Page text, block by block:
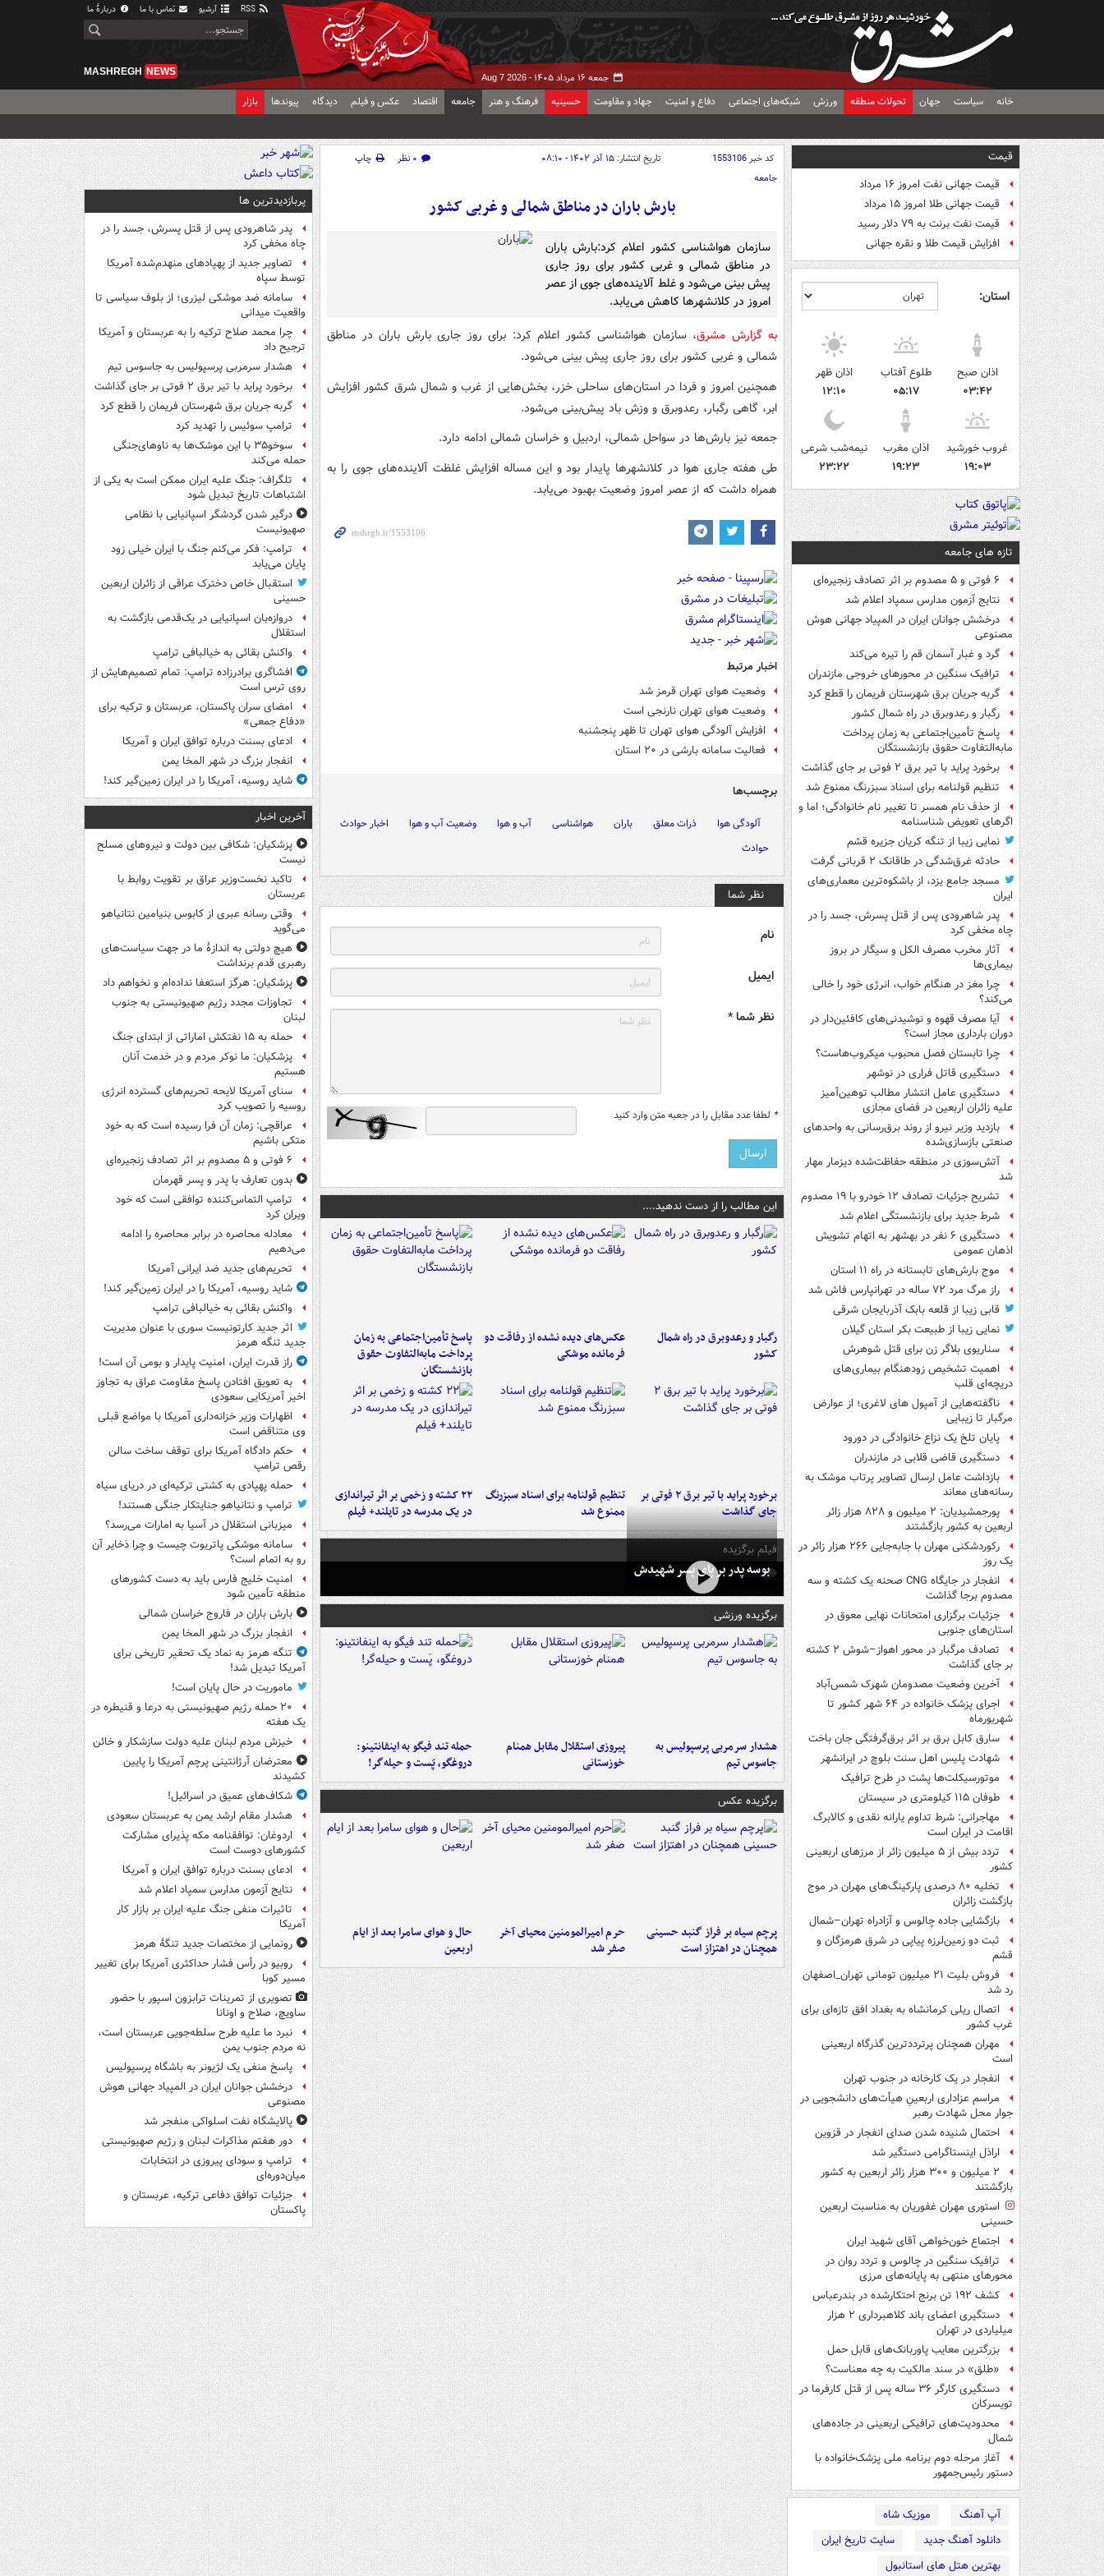
آرشیو تماس با ما دربارهٔ ما
جمعه ۱۶ مرداد ۱۴۰۵ - Aug 7 2026
MASHREGH NEWS
خانه سیاست جهان تحولات منطقه ورزش شبکه‌های اجتماعی دفاع و امنیت جهاد و مقاومت حسینیه فرهنگ و هنر جامعه اقتصاد عکس و فیلم دیدگاه پیوندها بازار
قیمت
قیمت جهانی نفت امروز ۱۶ مرداد
قیمت جهانی طلا امروز ۱۵ مرداد
قیمت نفت برنت به ۷۹ دلار رسید
افزایش قیمت طلا و نقره جهانی
استان:
اذان صبح
۰۳:۴۲
طلوع آفتاب
۰۵:۱۷
اذان ظهر
۱۲:۱۰
غروب خورشید
۱۹:۰۳
اذان مغرب
۱۹:۲۳
نیمه‌شب شرعی
۲۳:۲۲
تازه های جامعه
۶ فوتی و ۵ مصدوم بر اثر تصادف زنجیره‌ای
نتایج آزمون مدارس سمپاد اعلام شد
درخشش جوانان ایران در المپیاد جهانی هوش
مصنوعی
گرد و غبار آسمان قم را تیره می‌کند
ترافیک سنگین در محورهای خروجی مازندران
گربه جریان برق شهرستان فریمان را قطع کرد
رگبار و رعدوبرق در راه شمال کشور
پاسخ تأمین‌اجتماعی به زمان پرداخت
مابه‌التفاوت حقوق بازنشستگان
برخورد پراید با تیر برق ۲ فوتی بر جای گذاشت
تنظیم قولنامه برای اسناد سبزرنگ ممنوع شد
از حذف نام همسر تا تغییر نام خانوادگی؛ اما و
اگرهای تعویض شناسنامه
نمایی زیبا از تنگه کریان جزیره قشم
حادثه غرق‌شدگی در طاقانک ۲ قربانی گرفت
مسجد جامع یزد، از باشکوه‌ترین معماری‌های
ایران
پدر شاهرودی پس از قتل پسرش، جسد را در
چاه مخفی کرد
آثار مخرب مصرف الکل و سیگار در بروز
بیماری‌ها
چرا مغز در هنگام خواب، انرژی خود را خالی
می‌کند؟
آیا مصرف قهوه و نوشیدنی‌های کافئین‌دار در
دوران بارداری مجاز است؟
چرا تابستان فصل محبوب میکروب‌هاست؟
دستگیری قاتل فراری در نوشهر
دستگیری عامل انتشار مطالب توهین‌آمیز
علیه زائران اربعین در فضای مجازی
بازدید وزیر نیرو از روند برق‌رسانی به واحدهای
صنعتی بازسازی‌شده
آتش‌سوزی در منطقه حفاظت‌شده دیزمار مهار
شد
تشریح جزئیات تصادف ۱۲ خودرو با ۱۹ مصدوم
شرط جدید برای بازنشستگی اعلام شد
دستگیری ۶ نفر در بهشهر به اتهام تشویش
اذهان عمومی
موج بارش‌های تابستانه در راه ۱۱ استان
راز مرگ مرد ۷۲ ساله در تهرانپارس فاش شد
قابی زیبا از قلعه بابک آذربایجان شرقی
نمایی زیبا از طبیعت بکر استان گیلان
سناریوی بلاگر زن برای قتل شوهرش
اهمیت تشخیص زودهنگام بیماری‌های
دریچه‌ای قلب
ناگفته‌هایی از آمپول های لاغری؛ از عوارض
مرگبار تا زیبایی
پایان تلخ یک نزاع خانوادگی در دورود
دستگیری قاضی قلابی در مازندران
بازداشت عامل ارسال تصاویر پرتاب موشک به
رسانه‌های معاند
پورجمشیدیان: ۲ میلیون و ۸۲۸ هزار زائر
اربعین به کشور بازگشتند
رکوردشکنی مهران با جابه‌جایی ۲۶۶ هزار زائر در
یک روز
انفجار در جایگاه CNG صحنه یک کشته و سه
مصدوم برجا گذاشت
جزئیات برگزاری امتحانات نهایی معوق در
استان‌های جنوبی
تصادف مرگبار در محور اهواز–شوش ۲ کشته
بر جای گذاشت
آخرین وضعیت مصدومان شهرک شمس‌آباد
اجرای پزشک خانواده در ۶۴ شهر کشور تا
شهریورماه
سارق کابل برق بر اثر برق‌گرفتگی جان باخت
شهادت پلیس اهل سنت بلوچ در ایرانشهر
موتورسیکلت‌ها پشت درِ طرح ترافیک
طوفان ۱۱۵ کیلومتری در سیستان
مهاجرانی: شرط تداوم یارانه نقدی و کالابرگ
اقامت در ایران است
تردد بیش از ۵ میلیون زائر از مرزهای اربعینی
کشور
تخلیه ۸۰ درصدی پارکینگ‌های مهران در موج
بازگشت زائران
بازگشایی جاده چالوس و آزادراه تهران–شمال
ثبت دو زمین‌لرزه پیاپی در شرق هرمزگان و
قشم
فروش بلیت ۲۱ میلیون تومانی تهران_اصفهان
رد شد
اتصال ریلی کرمانشاه به بغداد افق تازه‌ای برای
غرب کشور
مهران همچنان پرترددترین گذرگاه اربعینی
است
انفجار در یک کارخانه در جنوب تهران
مراسم عزاداری اربعینِ هیأت‌های دانشجویی در
جوار محل شهادت رهبر
احتمال شنیده شدن صدای انفجار در قزوین
اراذل اینستاگرامی دستگیر شد
۲ میلیون و ۳۰۰ هزار زائر اربعین به کشور
بازگشتند
استوری مهران غفوریان به مناسبت اربعین
حسینی
اجتماع خون‌خواهی آقای شهید ایران
ترافیک سنگین در چالوس و تردد روان در
محورهای منتهی به پایانه‌های مرزی
کشف ۱۹۲ تن برنج احتکارشده در بندرعباس
دستگیری اعضای باند کلاهبرداری ۲ هزار
میلیاردی در تهران
بزرگترین معایب پاوربانک‌های قابل حمل
«طلق» در سند مالکیت به چه معناست؟
دستگیری کارگر ۳۶ ساله پس از قتل کارفرما در
تویسرکان
محدودیت‌های ترافیکی اربعینی در جاده‌های
شمال‌
آغاز مرحله دوم برنامه ملی پزشک‌خانواده با
دستور رئیس‌جمهور
آپ آهنگ
موزیک شاه
دانلود آهنگ جدید
سایت تاریخ ایران
بهترین هتل های استانبول
کد خبر1553106 تاریخ انتشار: ۱۵ آذر ۱۴۰۲ - ۰۸:۱۰ ۰ نظر
چاپ
جامعه
بارش باران در مناطق شمالی و غربی کشور
سازمان هواشناسی کشور اعلام کرد:بارش باران
در مناطق شمالی و غربی کشور برای روز جاری
پیش بینی می‌شود و غلط آلاینده‌های جوی از عصر
امروز در کلانشهرها کاهش می‌یابد.
به گزارش مشرق، سازمان هواشناسی کشور اعلام کرد: برای روز جاری بارش باران در مناطق
شمالی و غربی کشور برای روز جاری پیش بینی می‌شود.
همچنین امروز و فردا در استان‌های ساحلی خزر، بخش‌هایی از غرب و شمال شرق کشور افزایش
ابر، گاهی رگبار، رعدوبرق و وزش باد پیش‌بینی می‌شود.
جمعه نیز بارش‌ها در سواحل شمالی، اردبیل و خراسان شمالی ادامه دارد.
طی هفته جاری هوا در کلانشهرها پایدار بود و این مساله افزایش غلظت آلاینده‌های جوی را به
همراه داشت که از عصر امروز وضعیت بهبود می‌یابد.
اخبار مرتبط
وضعیت هوای تهران قرمز شد
وضعیت هوای تهران نارنجی است
افزایش آلودگی هوای تهران تا ظهر پنجشنبه
فعالیت سامانه بارشی در ۲۰ استان
برچسب‌ها
آلودگی هوا ذرات معلق باران هواشناسی آب و هوا وضعیت آب و هوا
اخبار حوادث
حوادث
نظر شما
نام
ایمیل
نظر شما *
* لطفا عدد مقابل را در جعبه متن وارد کنید
این مطالب را از دست ندهید....
رگبار و رعدوبرق در راه شمال
کشور
عکس‌های دیده نشده از رفاقت دو
فرمانده‌ موشکی
پاسخ تأمین‌اجتماعی به زمان
پرداخت مابه‌التفاوت حقوق
بازنشستگان
برخورد پراید با تیر برق ۲ فوتی بر
جای گذاشت
تنظیم قولنامه برای اسناد سبزرنگ
ممنوع شد
۲۲ کشته و زخمی بر اثر تیراندازی
در یک مدرسه در تایلند+ فیلم
فیلم برگزیده
بوسه‌ پدر بر پای پسر شهیدش
برگزیده ورزشی
هشدار سرمربی پرسپولیس به
جاسوس تیم
پیروزی استقلال مقابل همنام
خوزستانی
حمله تند فیگو به اینفانتینو:
دروغگو، پَست‌ و حیله‌گر!
برگزیده عکس
پرچم سیاه بر فراز گنبد حسینی
همچنان در اهتزاز است
حرم امیرالمومنین محیای آخر
صفر شد
حال و هوای سامرا بعد از ایام
اربعین
پربازدیدترین ها
پدر شاهرودی پس از قتل پسرش، جسد را در
چاه مخفی کرد
تصاویر جدید از پهپادهای منهدم‌شده آمریکا
توسط سپاه
سامانه ضد موشکی لیزری؛ از بلوف سیاسی تا
واقعیت میدانی
چرا محمد صلاح ترکیه را به عربستان و آمریکا
ترجیح داد
هشدار سرمربی پرسپولیس به جاسوس تیم
برخورد پراید با تیر برق ۲ فوتی بر جای گذاشت
گربه جریان برق شهرستان فریمان را قطع کرد
ترامپ سوئیس را تهدید کرد
سوخو۳۵ با این موشک‌ها به ناوهای‌جنگی
حمله می‌کند
تلگراف: جنگ علیه ایران ممکن است به یکی از
اشتباهات تاریخ تبدیل شود
درگیر شدن گردشگر اسپانیایی با نظامی
صهیونیست
ترامپ: فکر می‌کنم جنگ با ایران خیلی زود
پایان می‌یابد
استقبال خاص دخترک عراقی از زائران اربعین
حسینی
دروازه‌بان اسپانیایی در یک‌قدمی بازگشت به
استقلال
واکنش بقائی به خیالبافی ترامپ
افشاگری برادرزاده ترامپ: تمام تصمیم‌هایش از
روی ترس است
امضای سران پاکستان، عربستان و ترکیه برای
«دفاع جمعی»
ادعای بسنت درباره توافق ایران و آمریکا
انفجار بزرگ در شهر المخا یمن
شاید روسیه، آمریکا را در ایران زمین‌گیر کند!
آخرین اخبار
پزشکیان: شکافی بین دولت و نیروهای مسلح
نیست
تاکید نخست‌وزیر عراق بر تقویت روابط با
عربستان
وقتی رسانه عبری از کابوس بنیامین نتانیاهو
می‌گوید
هیچ دولتی به اندازۀ ما در جهت سیاست‌های
رهبری قدم برنداشت
پزشکیان: هرگز استعفا نداده‌ام و نخواهم داد
تجاوزات مجدد رژیم صهیونیستی به جنوب
لبنان
حمله به ۱۵ نفتکش‌ اماراتی از ابتدای جنگ
پزشکیان: ما نوکر مردم و در خدمت آنان
هستیم
سنای آمریکا لایحه تحریم‌های گسترده انرژی
روسیه را تصویب کرد
عراقچی: زمان آن فرا رسیده است که به خود
متکی باشیم
۶ فوتی و ۵ مصدوم بر اثر تصادف زنجیره‌ای
بدون تعارف با پدر و پسر قهرمان
ترامپ التماس‌کننده توافقی است که خود
ویران کرد
معادله محاصره در برابر محاصره را ادامه
می‌دهیم
تحریم‌های جدید ضد ایرانی آمریکا
شاید روسیه، آمریکا را در ایران زمین‌گیر کند!
واکنش بقائی به خیالبافی ترامپ
اثر جدید کارتونیست سوری با عنوان مدیریت
جدید تنگه هرمز
راز قدرت ایران، امنیت پایدار و بومی آن است!
به تعویق افتادن پاسخ مقاومت عراق به تجاوز
اخیر آمریکایی سعودی
اظهارات وزیر خزانه‌داری آمریکا با مواضع قبلی
وی متناقض است
حکم دادگاه آمریکا برای توقف ساخت سالن
رقص ترامپ
حمله پهپادی به کشتی ترکیه‌ای در دریای سیاه
ترامپ و نتانیاهو جنایتکار جنگی هستند!
میزبانی استقلال در آسیا به امارات می‌رسد؟
سامانه موشکی پاتریوت چیست و چرا ذخایر آن
رو به اتمام است؟
امنیت خلیج فارس باید به دست کشورهای
منطقه تأمین شود
بارش باران در فاروج خراسان شمالی
انفجار بزرگ در شهر المخا یمن
تنگه هرمز به نماد یک تحقیر تاریخی برای
آمریکا تبدیل شد!
ماموریت در حال پایان است!
۲۰ حمله رژیم صهیونیستی به درعا و قنیطره در
یک هفته
خیزش مردم لبنان علیه دولت سازشکار و خائن
معترضان آرژانتینی پرچم آمریکا را پایین
کشیدند
شکاف‌های عمیق در اسرائیل!
هشدار مقام ارشد یمن به عربستان سعودی
اردوغان: توافقنامه مکه پذیرای مشارکت
کشورهای دوست است
ادعای بسنت درباره توافق ایران و آمریکا
نتایج آزمون مدارس سمپاد اعلام شد
تاثیرات منفی جنگ علیه ایران بر بازار کار
آمریکا
رونمایی از مختصات جدید تنگۀ هرمز
روبیو در رأس فشار حداکثری آمریکا برای تغییر
مسیر کوبا
تصویری از تمرینات ترابزون اسپور با حضور
ساویچ، صلاح و اونانا
نبرد ما علیه طرح سلطه‌جویی عربستان است،
نه مردم جنوب یمن
پاسخ منفی یک لژیونر به باشگاه پرسپولیس
درخشش جوانان ایران در المپیاد جهانی هوش
مصنوعی
پالایشگاه نفت اسلواکی منفجر شد
دور هفتم مذاکرات لبنان و رژیم صهیونیستی
ترامپ و سودای پیروزی در انتخابات
میان‌دوره‌ای
جزئیات توافق دفاعی ترکیه، عربستان و
پاکستان